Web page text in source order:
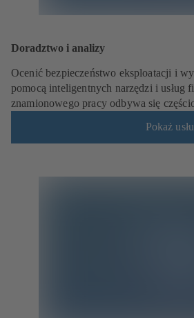
Doradztwo i analizy
Ocenić bezpieczeństwo eksploatacji i
pomocą inteligentnych narzędzi i
znamionowego pracy odbywa się
Pokaż